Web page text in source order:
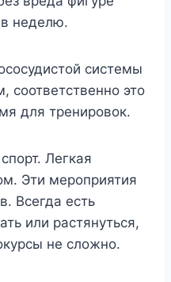
неделю.
системы
соответственно это
для тренировок.
Легкая
Эти мероприятия
Всегда есть
или растянуться,
не сложно.